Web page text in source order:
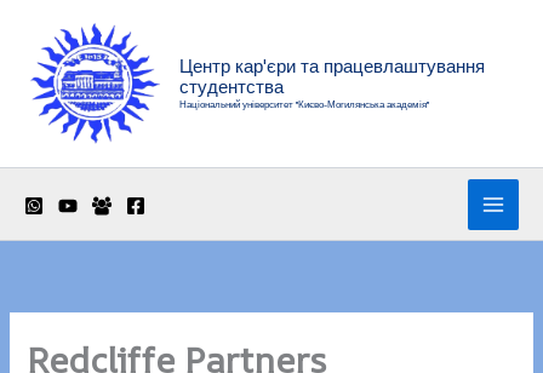
вмісту
Центр кар'єри та працевлаштування
студентства
Національний університет "Києво-Могилянська академія"
Redcliffe Partners